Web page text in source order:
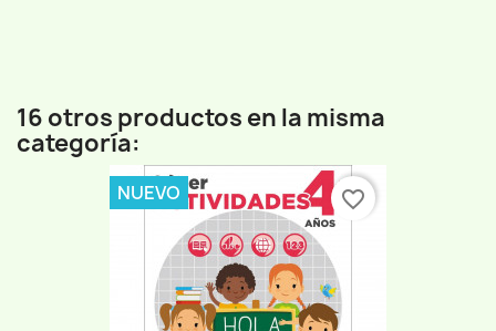
16 otros productos en la misma
categoría:
NUEVO favorite_border